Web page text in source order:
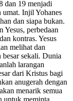
dan 19 menjadi
umat. Injil Yohanes
dan siapa bukan.
Yesus, perbedaan
kontras. Yesus
melihat dan
besar sekali. Dunia
larangan
dari Kristus bagi
anugerah dengan
menarik semua